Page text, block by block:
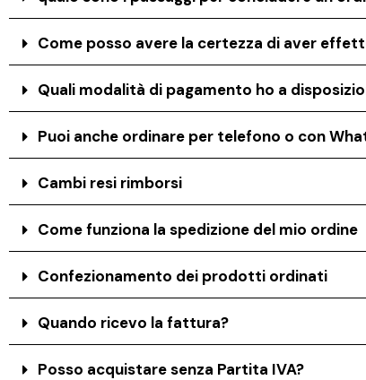
Come posso avere la certezza di aver
Quali modalità di pagamento ho a
Puoi anche ordinare per telefono o con
Cambi resi rimborsi
Come funziona la spedizione del mio ordine
Confezionamento dei prodotti ordinati
Quando ricevo la fattura?
Posso acquistare senza Partita IVA?